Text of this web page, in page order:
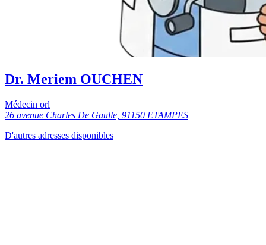
Dr. Meriem OUCHEN
Médecin orl
26 avenue Charles De Gaulle, 91150 ETAMPES
D'autres adresses disponibles